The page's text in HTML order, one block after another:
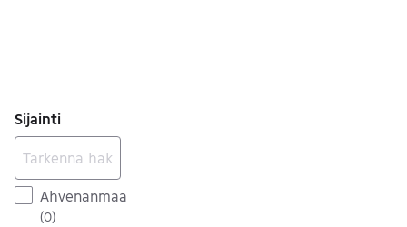
Sijainti
Ahvenanmaa
(0)